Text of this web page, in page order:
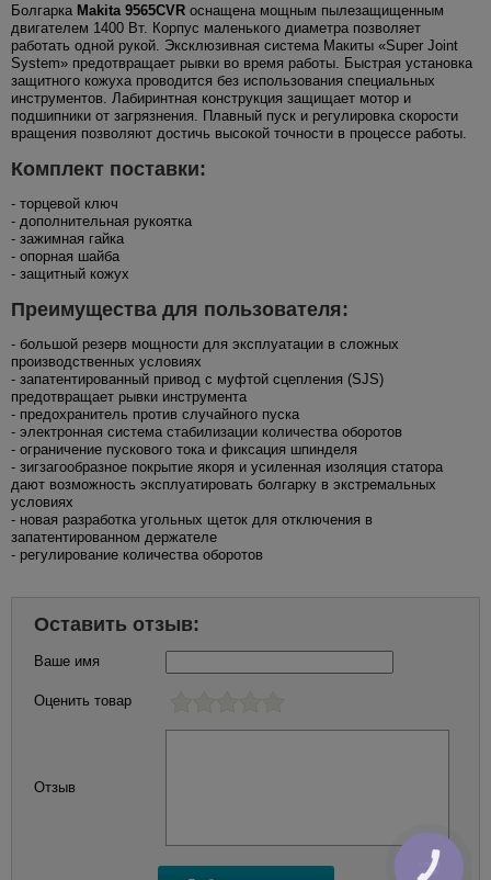
Болгарка Makita 9565CVR оснащена мощным пылезащищенным
двигателем 1400 Вт. Корпус маленького диаметра позволяет
работать одной рукой. Эксклюзивная система Макиты «Super Joint
System» предотвращает рывки во время работы. Быстрая установка
защитного кожуха проводится без использования специальных
инструментов. Лабиринтная конструкция защищает мотор и
подшипники от загрязнения. Плавный пуск и регулировка скорости
вращения позволяют достичь высокой точности в процессе работы.
Комплект поставки:
- торцевой ключ
- дополнительная рукоятка
- зажимная гайка
- опорная шайба
- защитный кожух
Преимущества для пользователя:
- большой резерв мощности для эксплуатации в сложных
производственных условиях
- запатентированный привод с муфтой сцепления (SJS)
предотвращает рывки инструмента
- предохранитель против случайного пуска
- электронная система стабилизации количества оборотов
- ограничение пускового тока и фиксация шпинделя
- зигзагообразное покрытие якоря и усиленная изоляция статора
дают возможность эксплуатировать болгарку в экстремальных
условиях
- новая разработка угольных щеток для отключения в
запатентированном держателе
- регулирование количества оборотов
Оставить отзыв:
Ваше имя
Оценить товар
Отзыв
КНОПКА
ЗВ'ЯЗКУ